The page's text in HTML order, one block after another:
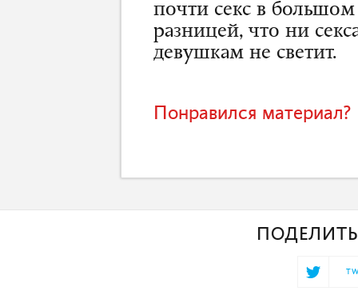
почти секс в
разницей, что ни
девушкам не светит.
Понравился